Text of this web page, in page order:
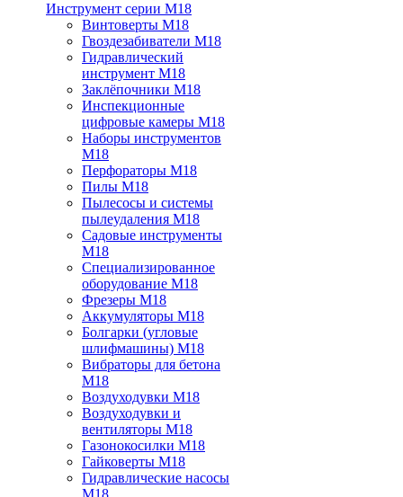
Инструмент серии M18
Винтоверты M18
Гвоздезабиватели M18
Гидравлический
инструмент M18
Заклёпочники M18
Инспекционные
цифровые камеры M18
Наборы инструментов
M18
Перфораторы M18
Пилы M18
Пылесосы и системы
пылеудаления M18
Садовые инструменты
M18
Специализированное
оборудование M18
Фрезеры M18
Аккумуляторы M18
Болгарки (угловые
шлифмашины) M18
Вибраторы для бетона
M18
Воздуходувки M18
Воздуходувки и
вентиляторы M18
Газонокосилки M18
Гайковерты M18
Гидравлические насосы
M18